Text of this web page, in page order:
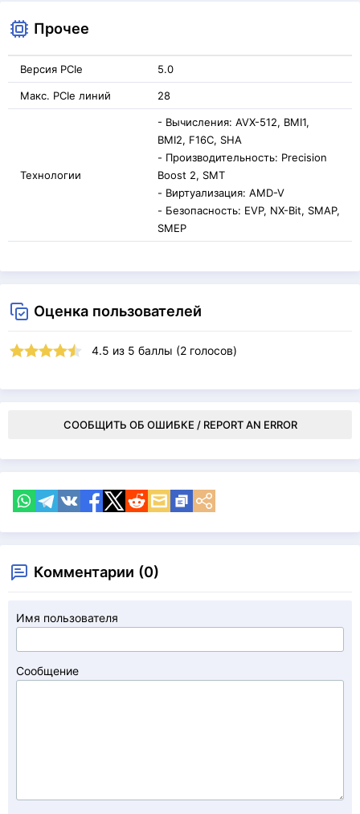
Прочее
Версия PCIe 5.0
Макс. PCIe линий 28
Технологии
- Вычисления: AVX-512, BMI1,
BMI2, F16C, SHA
- Производительность: Precision
Boost 2, SMT
- Виртуализация: AMD-V
- Безопасность: EVP, NX-Bit, SMAP,
SMEP
Оценка пользователей
4.5 из 5 баллы (2 голосов)
СООБЩИТЬ ОБ ОШИБКЕ / REPORT AN ERROR
Комментарии (0)
Имя пользователя
Сообщение